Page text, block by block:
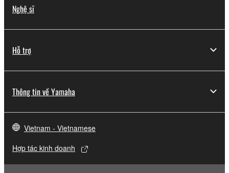
Nghệ sĩ
Hỗ trợ
Thông tin về Yamaha
Vietnam - Vietnamese
Hợp tác kinh doanh